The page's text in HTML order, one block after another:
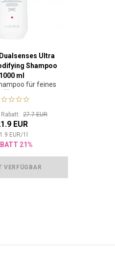
Ultra
Shampoo
1000 ml
für feines
Haar
Rabatt:27.7 EUR
EUR
EUR/1
21%
VERFÜGBAR